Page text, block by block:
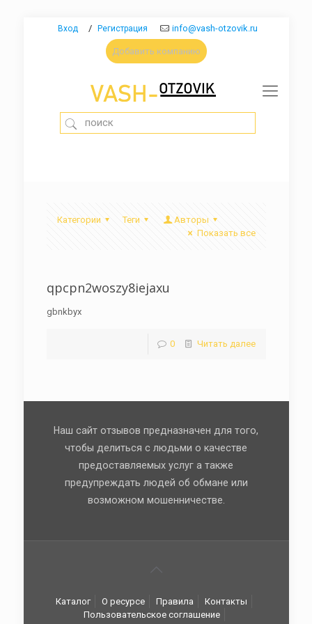
Вход / Регистрация info@vash-otzovik.ru
Добавить компанию
Категории Теги
Авторы
Показать все
qpcpn2woszy8iejaxu
gbnkbyx
0 Читать далее
Наш сайт отзывов предназначен для того,
чтобы делиться с людьми о качестве
предоставляемых услуг а также
предупреждать людей об обмане или
возможном мошенничестве.
Каталог О ресурсе Правила
Контакты
Пользовательское соглашение